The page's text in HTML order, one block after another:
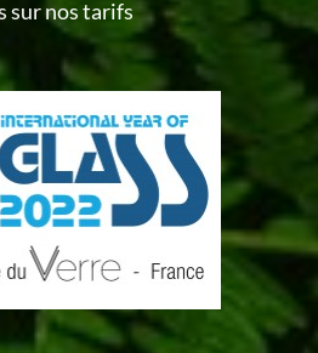
sur nos tarifs